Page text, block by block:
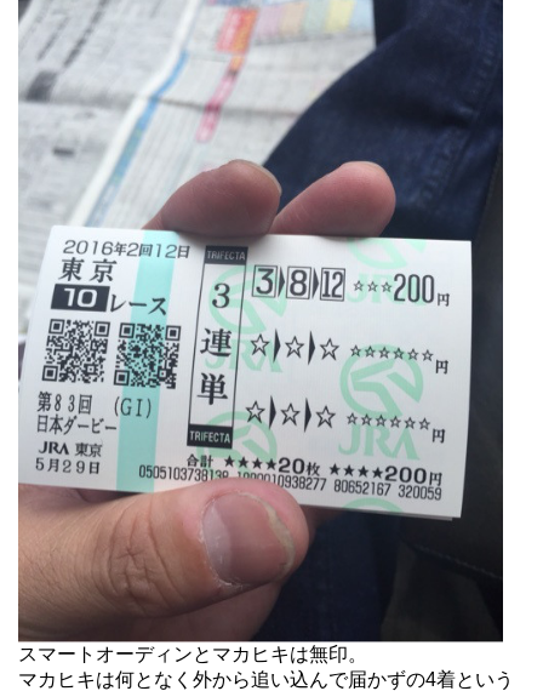
スマートオーディンとマカヒキは無印。
マカヒキは何となく外から追い込んで届かずの4着という